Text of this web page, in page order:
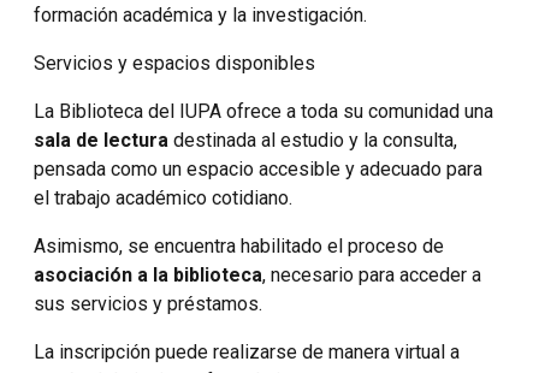
formación académica y la investigación.
Servicios y espacios disponibles
La Biblioteca del IUPA ofrece a toda su comunidad una
sala de lectura destinada al estudio y la consulta,
pensada como un espacio accesible y adecuado para
el trabajo académico cotidiano.
Asimismo, se encuentra habilitado el proceso de
asociación a la biblioteca, necesario para acceder a
sus servicios y préstamos.
La inscripción puede realizarse de manera virtual a